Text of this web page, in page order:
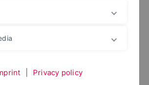
Technische Mechanik
Tutorium von Marius
Privacy policy